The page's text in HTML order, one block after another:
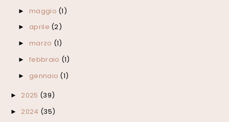
► maggio (1)
► aprile (2)
► marzo (1)
► febbraio (1)
► gennaio (1)
► 2025 (39)
► 2024 (35)